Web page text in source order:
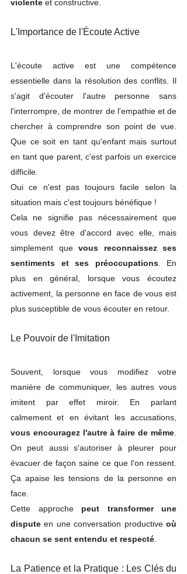
violente et constructive.
L'Importance de l'Écoute Active
L'écoute active est une compétence
essentielle dans la résolution des conflits. Il
s'agit d'écouter l'autre personne sans
l'interrompre, de montrer de l'empathie et de
chercher à comprendre son point de vue.
Que ce soit en tant qu'enfant mais surtout
en tant que parent, c'est parfois un exercice
difficile.
Oui ce n'est pas toujours facile selon la
situation mais c'est toujours bénéfique !
Cela ne signifie pas nécessairement que
vous devez être d'accord avec elle, mais
simplement que vous reconnaissez ses
sentiments et ses préoccupations. En
plus en général, lorsque vous écoutez
activement, la personne en face de vous est
plus susceptible de vous écouter en retour.
Le Pouvoir de l'Imitation
Souvent, lorsque vous modifiez votre
manière de communiquer, les autres vous
imitent par effet miroir. En parlant
vous encouragez l'autre à faire de même
On peut aussi s'autoriser à pleurer pour
évacuer de façon saine ce que l'on ressent.
Ça apaise les tensions de la personne en
face.
Cette approche peut transformer une
dispute en une conversation productive où
chacun se sent entendu et respecté
La Patience et la Pratique : Les Clés du